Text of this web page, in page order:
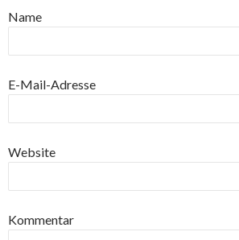
Name
E-Mail-Adresse
Website
Kommentar